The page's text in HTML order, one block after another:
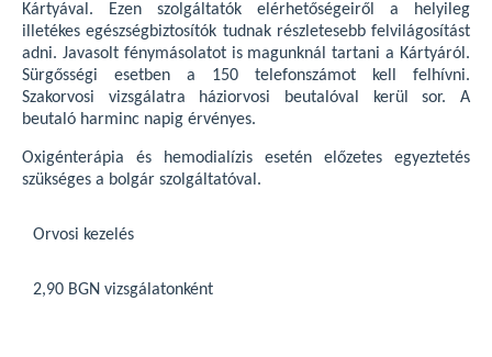
Kártyával. Ezen szolgáltatók elérhetőségeiről a helyileg
illetékes egészségbiztosítók tudnak részletesebb felvilágosítást
adni. Javasolt fénymásolatot is magunknál tartani a Kártyáról.
Sürgősségi esetben a 150 telefonszámot kell felhívni.
Szakorvosi vizsgálatra háziorvosi beutalóval kerül sor. A
beutaló harminc napig érvényes.
Oxigénterápia és hemodialízis esetén előzetes egyeztetés
szükséges a bolgár szolgáltatóval.
Orvosi kezelés
2,90 BGN vizsgálatonként